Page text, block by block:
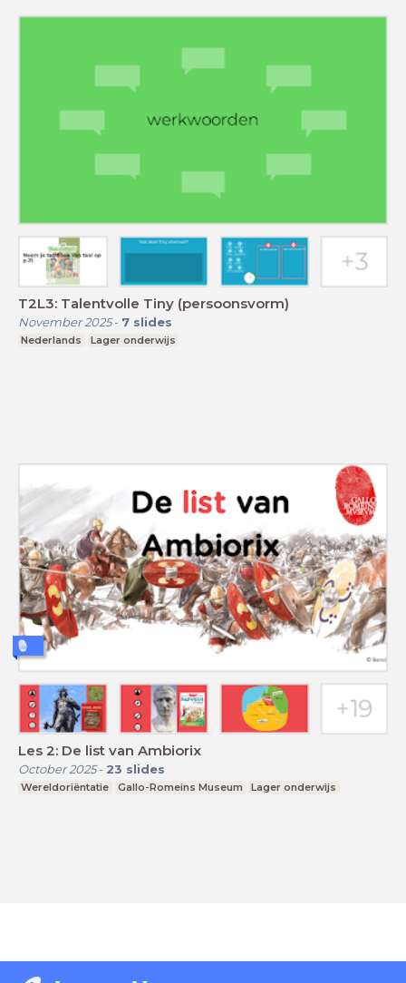
T2L3: Talentvolle Tiny (persoonsvorm)
November 2025- 7 slides
Nederlands Lager onderwijs
Les 2: De list van Ambiorix
October 2025- 23 slides
Wereldoriëntatie Gallo-Romeins Museum Lager onderwijs